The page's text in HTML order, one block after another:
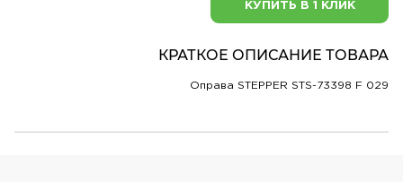
КУПИТЬ В 1 КЛИК
КРАТКОЕ ОПИСАНИЕ ТОВАРА
Оправа STEPPER STS-73398 F 029